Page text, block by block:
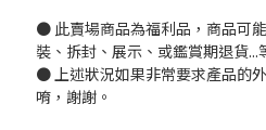
● 此賣場商品為福利品，商品可
裝、拆封、展示、或鑑賞期退貨...
● 上述狀況如果非常要求產品的
唷，謝謝。